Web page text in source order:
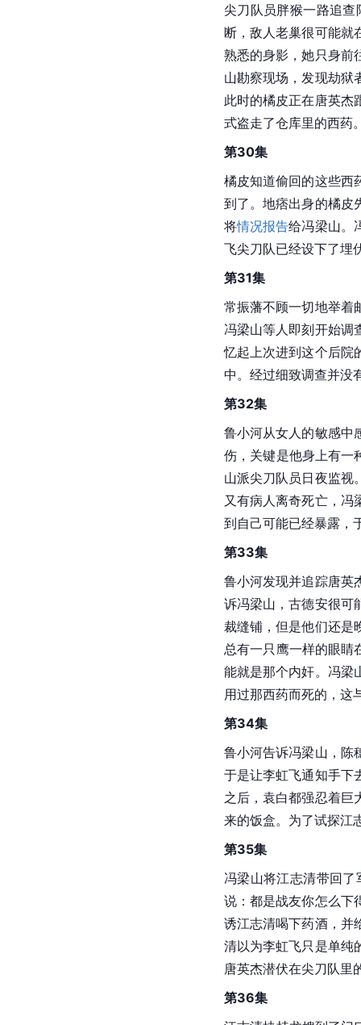
尖刀队员胖猴一路追
断，敌人老巢很可能就
熟悉的身影，她只身前
山勘察现场，发现劫狱
此时的橘皮正在唐英杰
式盗走了仓库里的西药
第30集
橘皮知道偷回的这些西
到了。地痞出身的橘皮
将情况报告给冯梁山。
飞尖刀队已经设下了埋
第31集
常振藩不顾一切地举着
冯梁山等人即刻开始调
忆起上次进到这个后院
中。经过细致调查并没
第32集
鲁小河从女人的敏感中
伤，关键是他身上有一
山派尖刀队员日夜监视
又有病人离奇死亡，冯
到自己可能已经暴露，
第33集
鲁小河发现并追踪唐英
诉冯梁山，古德安很可
裁缝铺，但是他们还是
总有一只鹰一样的眼睛
能就是那个内奸。冯梁
用过那西药而死的，这
第34集
鲁小河告诉冯梁山，陈
于是让李虹飞通知手下
之后，袁白都强忍着巨
来的饭盒。为了试探江
第35集
冯梁山将江志清带回
说：都是战友你怎么下
诱江志清喝下药酒，并
清以为李虹飞只是单纯
唐英杰潜伏在尖刀队里
第36集